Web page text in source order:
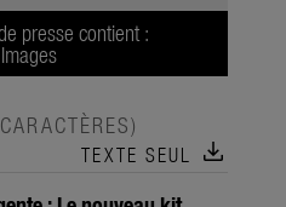
presse contient :
TEXTE SEUL download